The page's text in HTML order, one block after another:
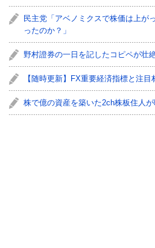
民主党「アベノミクスで株価は上が
ったのか？」
野村證券の一日を記したコピペが壮
【随時更新】FX重要経済指標と注目
株で億の資産を築いた2ch株板住人が